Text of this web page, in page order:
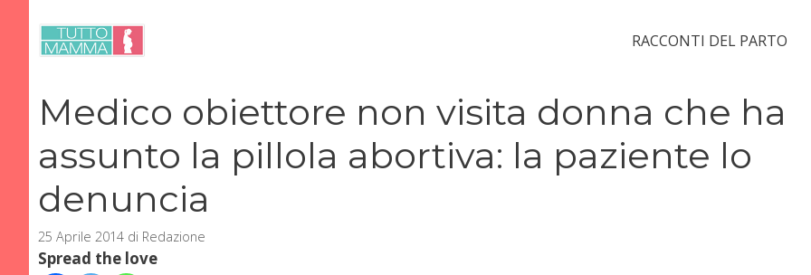
contenuto
RACCONTI DEL PARTO
Medico obiettore non visita donna che ha
assunto la pillola abortiva: la paziente lo
denuncia
25 Aprile 2014 di Redazione
Spread the love